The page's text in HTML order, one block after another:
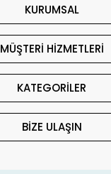
KURUMSAL
MÜŞTERİ HİZMETLERİ
KATEGORİLER
BİZE ULAŞIN